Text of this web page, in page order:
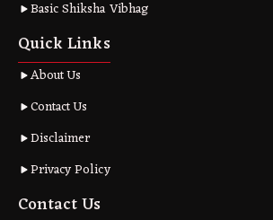
Basic Shiksha Vibhag
Quick Links
About Us
Contact Us
Disclaimer
Privacy Policy
Contact Us